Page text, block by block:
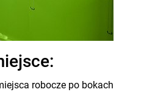
robocze po bokach